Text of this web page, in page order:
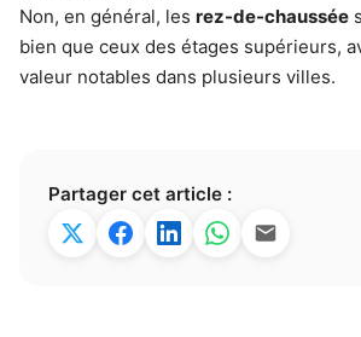
Non, en général, les rez-de-chaussée
bien que ceux des étages supérieurs,
valeur notables dans plusieurs villes.
Partager cet article :